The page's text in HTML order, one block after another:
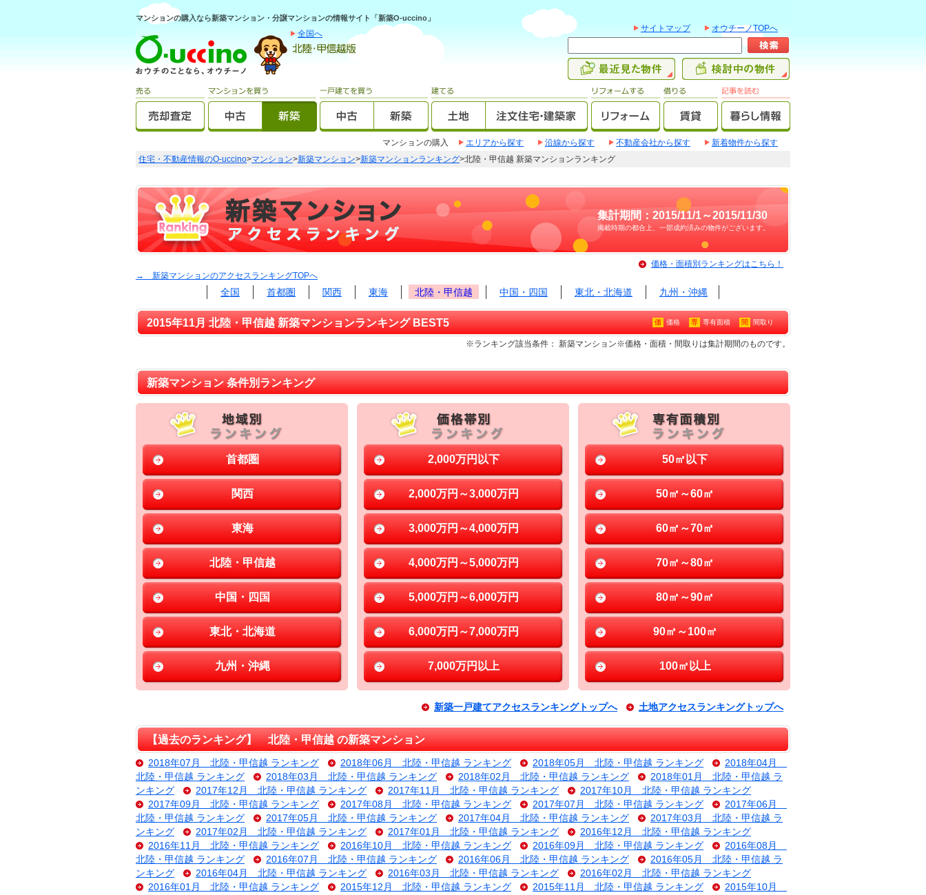
マンションの購入なら新築マンション・分譲マンションの情報サイト「新築O-uccino」
全国へ
サイトマップ オウチーノTOPへ
マンションの購入 エリアから探す 沿線から探す 不動産会社から探す
新着物件から探す
住宅・不動産情報のO-uccino>マンション>新築マンション>新築マンションランキング>北陸・甲信越 新築マンションランキング
集計期間：2015/11/1～2015/11/30
掲載時期の都合上、一部成約済みの物件がございます。
価格・面積別ランキングはこちら！
→ 新築マンションのアクセスランキングTOPへ
全国 首都圏 関西 東海 北陸・甲信越 中国・四国 東北・北海道 九州・沖縄
2015年11月 北陸・甲信越 新築マンションランキング BEST5 価 価格 専 専有面積 間 間取り
※ランキング該当条件： 新築マンション※価格・面積・間取りは集計期間のものです。
新築マンション 条件別ランキング
首都圏
関西
東海
北陸・甲信越
中国・四国
東北・北海道
九州・沖縄
2,000万円以下
2,000万円～3,000万円
3,000万円～4,000万円
4,000万円～5,000万円
5,000万円～6,000万円
6,000万円～7,000万円
7,000万円以上
50㎡以下
50㎡～60㎡
60㎡～70㎡
70㎡～80㎡
80㎡～90㎡
90㎡～100㎡
100㎡以上
新築一戸建てアクセスランキングトップへ 土地アクセスランキングトップへ
【過去のランキング】 北陸・甲信越 の新築マンション
2018年07月 北陸・甲信越 ランキング 2018年06月 北陸・甲信越 ランキング 2018年05月 北陸・甲信越 ランキング
2018年04月
北陸・甲信越 ランキング
2018年03月 北陸・甲信越 ランキング 2018年02月 北陸・甲信越 ランキング
2018年01月 北陸・甲信越 ラ
ンキング
2017年12月 北陸・甲信越 ランキング 2017年11月 北陸・甲信越 ランキング
2017年10月 北陸・甲信越 ランキング
2017年09月 北陸・甲信越 ランキング
2017年08月 北陸・甲信越 ランキング 2017年07月 北陸・甲信越 ランキング
2017年06月
北陸・甲信越 ランキング
2017年05月 北陸・甲信越 ランキング 2017年04月 北陸・甲信越 ランキング
2017年03月 北陸・甲信越 ラ
ンキング
2017年02月 北陸・甲信越 ランキング 2017年01月 北陸・甲信越 ランキング
2016年12月 北陸・甲信越 ランキング
2016年11月 北陸・甲信越 ランキング
2016年10月 北陸・甲信越 ランキング 2016年09月 北陸・甲信越 ランキング
2016年08月
北陸・甲信越 ランキング
2016年07月 北陸・甲信越 ランキング 2016年06月 北陸・甲信越 ランキング
2016年05月 北陸・甲信越 ラ
ンキング
2016年04月 北陸・甲信越 ランキング 2016年03月 北陸・甲信越 ランキング
2016年02月 北陸・甲信越 ランキング
2016年01月 北陸・甲信越 ランキング
2015年12月 北陸・甲信越 ランキング 2015年11月 北陸・甲信越 ランキング
2015年10月